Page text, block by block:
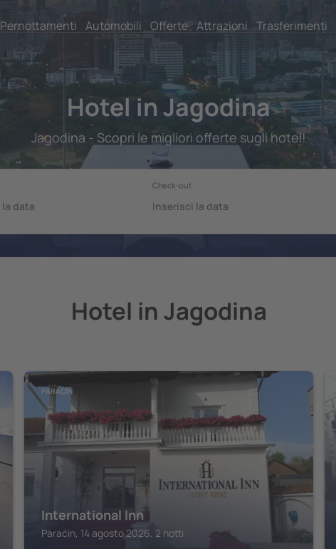
Pernottamenti Automobili Offerte Attrazioni Trasferimenti
Hotel in Jagodina
Jagodina - Scopri le migliori offerte sugli hotel!
Hotel in Jagodina
PARAĆIN
International Inn
Paraćin, 14 agosto 2026, 2 notti